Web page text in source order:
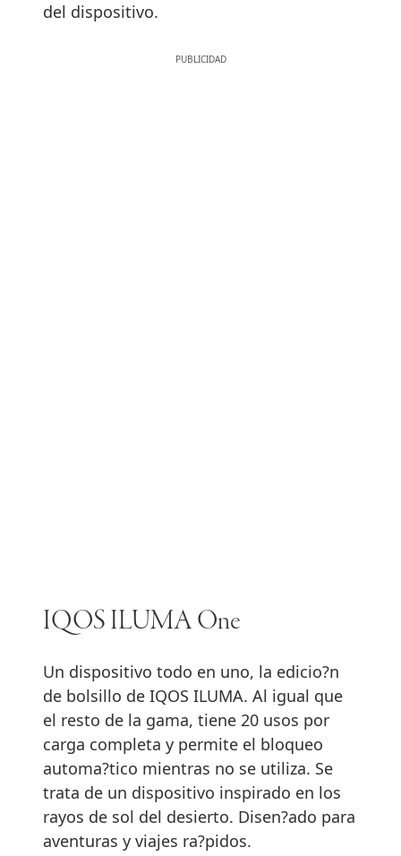
del dispositivo.
IQOS ILUMA One
Un dispositivo todo en uno, la edicio?n
de bolsillo de IQOS ILUMA. Al igual que
el resto de la gama, tiene 20 usos por
carga completa y permite el bloqueo
automa?tico mientras no se utiliza. Se
trata de un dispositivo inspirado en los
rayos de sol del desierto. Disen?ado para
aventuras y viajes ra?pidos.